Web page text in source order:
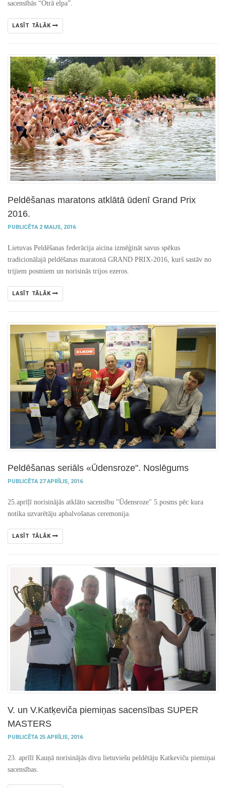
sacensībās “Otrā elpa”.
LASĪT TĀLĀK
Peldēšanas maratons atklātā ūdenī Grand Prix
2016.
PUBLICĒTA 2 MAIJS, 2016
Lietuvas Peldēšanas federācija aicina izmēģināt savus spēkus
tradicionālajā peldēšanas maratonā GRAND PRIX-2016, kurš sastāv no
trijiem posmiem un norisinās trijos ezeros.
LASĪT TĀLĀK
Peldēšanas seriāls «Ūdensroze". Noslēgums
PUBLICĒTA 27 APRĪLIS, 2016
25.aprīļī norisinājās atklāto sacensību "Ūdensroze" 5.posms pēc kura
notika uzvarētāju apbalvošanas ceremonija.
LASĪT TĀLĀK
V. un V.Katķeviča piemiņas sacensības SUPER
MASTERS
PUBLICĒTA 25 APRĪLIS, 2016
23. aprīlī Kauņā norisinājās divu lietuviešu peldētāju Katkeviču piemiņai
sacensības.